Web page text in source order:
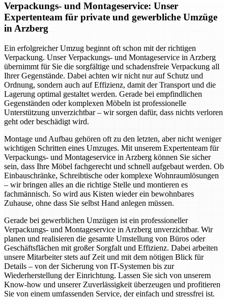
Verpackungs- und Montageservice: Unser
Expertenteam für private und gewerbliche Umzüge
in Arzberg
Ein erfolgreicher Umzug beginnt oft schon mit der richtigen
Verpackung. Unser Verpackungs- und Montageservice in Arzberg
übernimmt für Sie die sorgfältige und schadensfreie Verpackung all
Ihrer Gegenstände. Dabei achten wir nicht nur auf Schutz und
Ordnung, sondern auch auf Effizienz, damit der Transport und die
Lagerung optimal gestaltet werden. Gerade bei empfindlichen
Gegenständen oder komplexen Möbeln ist professionelle
Unterstützung unverzichtbar – wir sorgen dafür, dass nichts verloren
geht oder beschädigt wird.
Montage und Aufbau gehören oft zu den letzten, aber nicht weniger
wichtigen Schritten eines Umzuges. Mit unserem Expertenteam für
Verpackungs- und Montageservice in Arzberg können Sie sicher
sein, dass Ihre Möbel fachgerecht und schnell aufgebaut werden. Ob
Einbauschränke, Schreibtische oder komplexe Wohnraumlösungen
– wir bringen alles an die richtige Stelle und montieren es
fachmännisch. So wird aus Kisten wieder ein bewohnbares
Zuhause, ohne dass Sie selbst Hand anlegen müssen.
Gerade bei gewerblichen Umzügen ist ein professioneller
Verpackungs- und Montageservice in Arzberg unverzichtbar. Wir
planen und realisieren die gesamte Umstellung von Büros oder
Geschäftsflächen mit großer Sorgfalt und Effizienz. Dabei arbeiten
unsere Mitarbeiter stets auf Zeit und mit dem nötigen Blick für
Details – von der Sicherung von IT-Systemen bis zur
Wiederherstellung der Einrichtung. Lassen Sie sich von unserem
Know-how und unserer Zuverlässigkeit überzeugen und profitieren
Sie von einem umfassenden Service, der einfach und stressfrei ist.